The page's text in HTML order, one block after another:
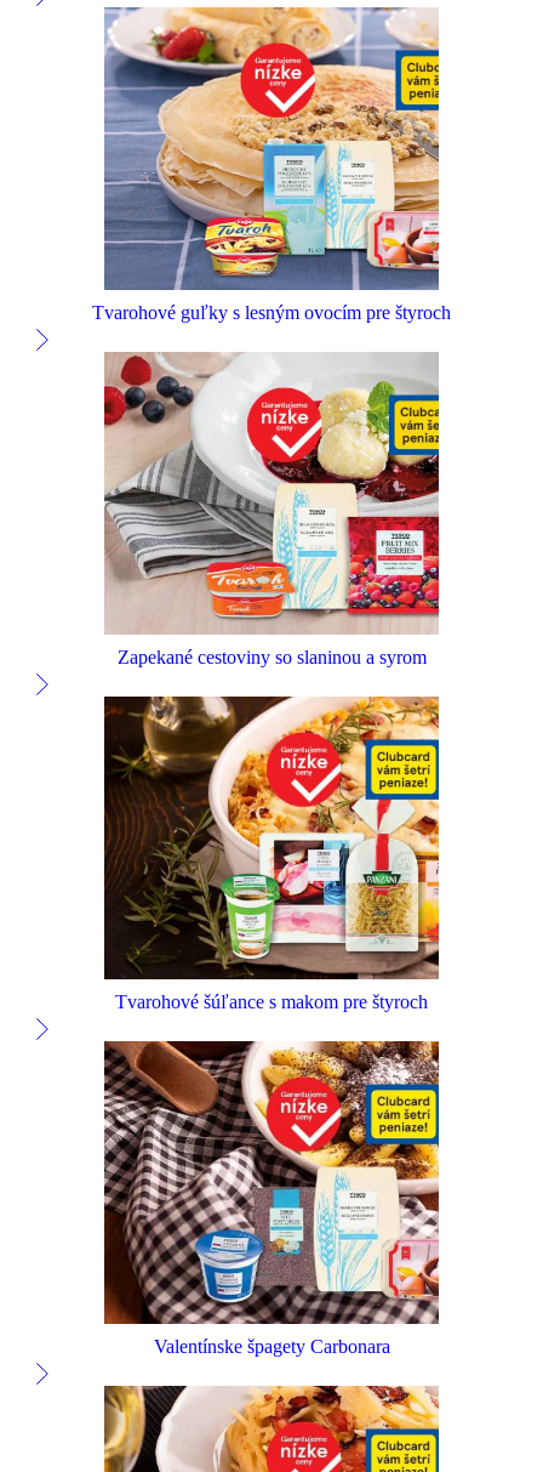
Tvarohové guľky s lesným ovocím pre štyroch
Zapekané cestoviny so slaninou a syrom
Tvarohové šúľance s makom pre štyroch
Valentínske špagety Carbonara